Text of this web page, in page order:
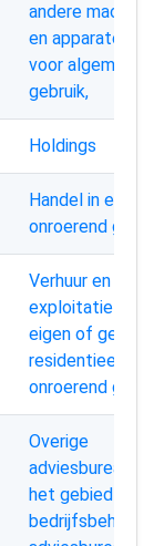
andere
en apparaten
voor algemeen
gebruik,
Holdings
Handel in eigen
onroerend goed
Verhuur en
exploitatie van
eigen of
residentieel
onroerend goe
Overige
adviesbureaus
het gebied van
bedrijfsbeheer;